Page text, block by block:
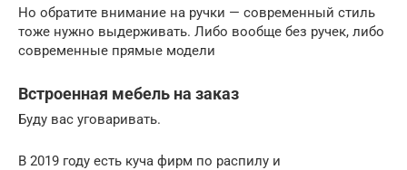
Но обратите внимание на ручки — современный стиль
тоже нужно выдерживать. Либо вообще без ручек, либо
современные прямые модели
Встроенная мебель на заказ
Буду вас уговаривать.
В 2019 году есть куча фирм по распилу и